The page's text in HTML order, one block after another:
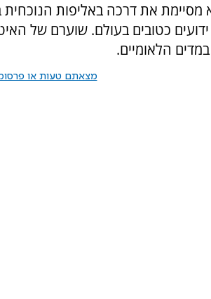
מסיימת את דרכה באליפות
כטובים בעולם. שוערם של
הלאומיים.
מצאתם טעות או